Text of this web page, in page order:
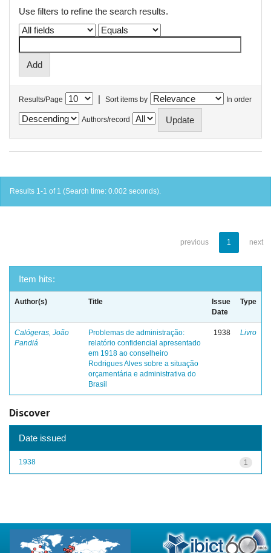
Use filters to refine the search results.
Results/Page | Sort items by In order
Authors/record
Results 1-1 of 1 (Search time: 0.002 seconds).
previous 1 next
Item hits:
Author(s) Title
Issue
Date
Type
Calógeras, João
Pandiá
Problemas de administração:
relatório confidencial apresentado
em 1918 ao conselheiro
Rodrigues Alves sobre a situação
orçamentária e administrativa do
Brasil
1938 Livro
Discover
Date issued
1
1938